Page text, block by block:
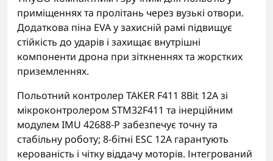
приміщеннях та пролітань через вузькі отвори.
Додаткова піна EVA у захисній рамі підвищує
стійкість до ударів і захищає внутрішні
компоненти дрона при зіткненнях та жорстких
приземленнях.
Польотний контролер TAKER F411 8Bit 12A зі
мікроконтролером STM32F411 та інерційним
модулем IMU 42688-P забезпечує точну та
стабільну роботу; 8-бітні ESC 12A гарантують
керованість і чітку віддачу моторів. Інтегрований